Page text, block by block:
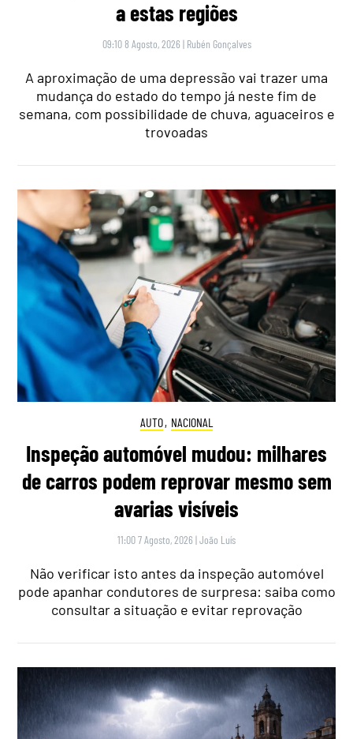
a estas regiões
09:10 8 Agosto, 2026 | Rubén Gonçalves
A aproximação de uma depressão vai trazer uma
mudança do estado do tempo já neste fim de
semana, com possibilidade de chuva, aguaceiros e
trovoadas
AUTO, NACIONAL
Inspeção automóvel mudou: milhares
de carros podem reprovar mesmo sem
avarias visíveis
11:00 7 Agosto, 2026 |João Luís
Não verificar isto antes da inspeção automóvel
pode apanhar condutores de surpresa: saiba como
consultar a situação e evitar reprovação